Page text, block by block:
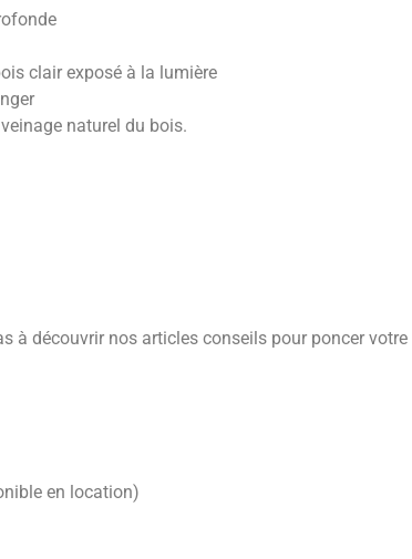
clair exposé à la lumière
naturel du bois.
à découvrir nos articles conseils pour poncer
en location)